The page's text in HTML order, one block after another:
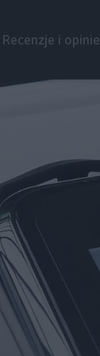
Recenzje i opinie